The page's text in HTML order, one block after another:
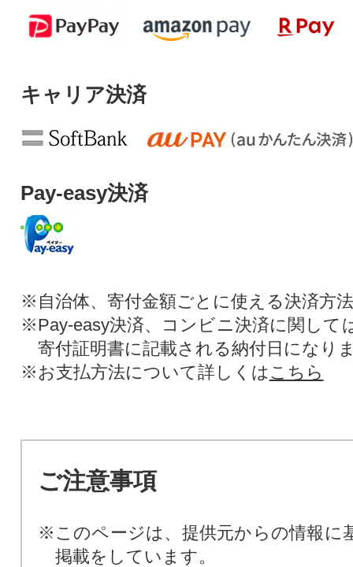
キャリア決済
Pay-easy決済
※自治体、寄付金額ごとに使える決済方
※Pay-easy決済、コンビニ決済に関して
寄付証明書に記載される納付日になり
※お支払方法について詳しくは こちら
ご注意事項
※このページは、提供元からの情報に
掲載をしています。